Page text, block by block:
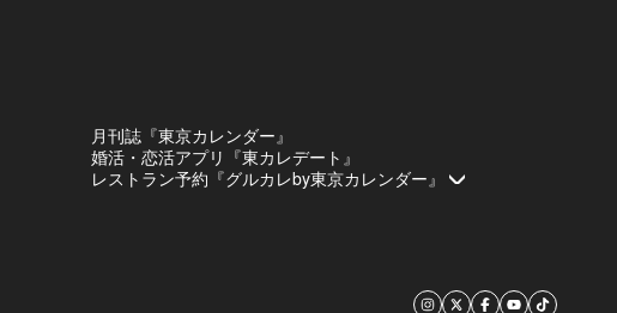
月刊誌『東京カレンダー』
婚活・恋活アプリ『東カレデート』
レストラン予約『グルカレby東京カレンダー』